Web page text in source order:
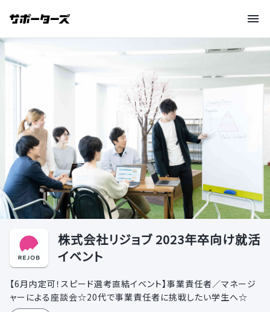
株式会社リジョブ 2023年卒向け就活
イベント
【6月内定可！スピード選考直結イベント】事業責任者／マネージ
ャーによる座談会☆20代で事業責任者に挑戦したい学生へ☆